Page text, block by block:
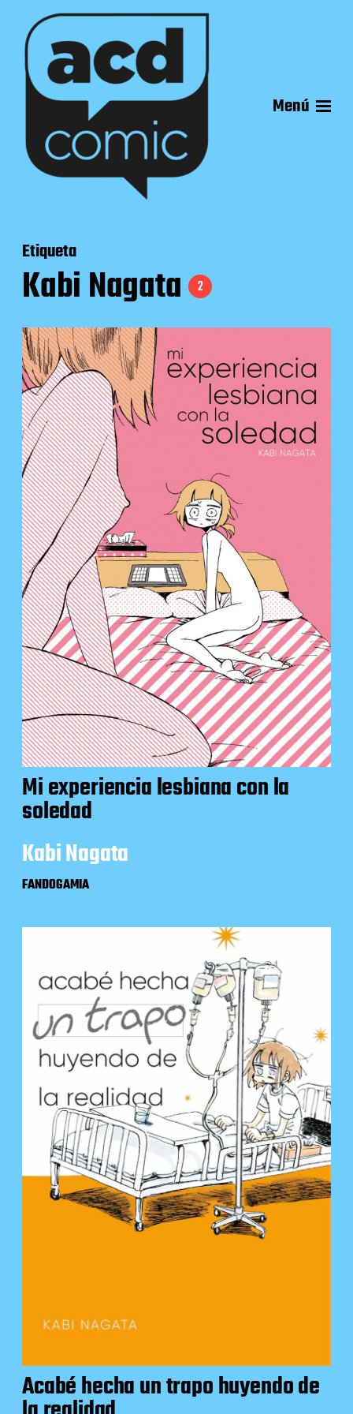
Menú
Etiqueta
Kabi Nagata 2
Mi experiencia lesbiana con la
soledad
Kabi Nagata
FANDOGAMIA
Acabé hecha un trapo huyendo de